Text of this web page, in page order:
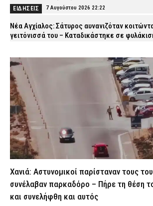
ΕΙΔΗΣΕΙΣ 7 Αυγούστου 2026 22:22
Νέα Αγχίαλος: Σάτυρος αυνανιζόταν
γειτόνισσά του – Καταδικάστηκε σε
Σκιάθος: «Με ξυλοκόπησαν και με άφησαν
δρόμο» – Άγριος καβγάς με λοστάρια,
ΔΙΚΑΙΟΣΥΝΗ
Εξαφάνιση 15χρονου στην Αθήνα: Τι
Παιδιού»
ΕΙΔΗΣΕΙΣ 7 Αυγούστου 2026 21:39
Συνελήφθησαν σε Καβάλα και
για ναρκωτικά και λαθραίο καπνό
Τραγωδία στην Πάτρα: Πέθανε βρέφος
Νεογνών του Νοσοκομείου «Άγιος Ανδρέας»
Χανιά: Αστυνομικοί παρίσταναν τους
συνέλαβαν παρκαδόρο – Πήρε τη θέση
και συνελήφθη και αυτός